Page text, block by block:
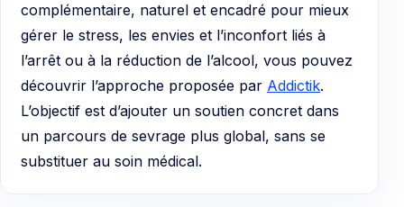
complémentaire, naturel et encadré pour mieux
gérer le stress, les envies et l’inconfort liés à
l’arrêt ou à la réduction de l’alcool, vous pouvez
découvrir l’approche proposée par Addictik.
L’objectif est d’ajouter un soutien concret dans
un parcours de sevrage plus global, sans se
substituer au soin médical.